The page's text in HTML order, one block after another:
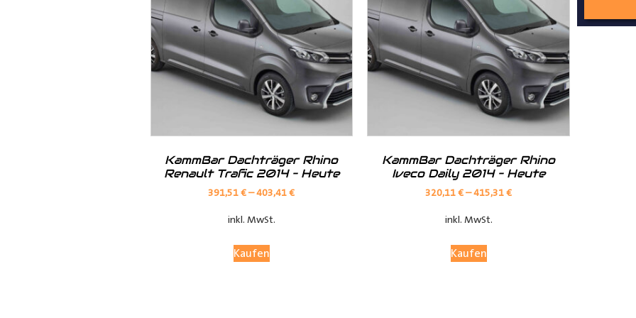
Hilfreiche Montageanleitungen und Tipps finden Sie auch auf unseremYouTube Kanal
Ihr Team vonDer Ausbauer
KammBar Dachträger Rhino
Renault Trafic 2014 – Heute
391,51€–403,41€
inkl. MwSt.
Kaufen
KammBar Dachträger Rhino
Iveco Daily 2014 – Heute
320,11€–415,31€
inkl. MwSt.
Kaufen